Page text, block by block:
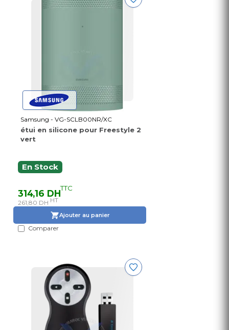
Samsung - VG-SCLB00NR/XC
étui en silicone pour Freestyle 2
vert
En Stock
314,16 DHTTC
261,80 DH HT
Ajouter au panier
Comparer